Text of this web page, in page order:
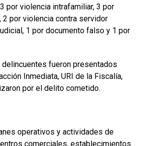
por violencia intrafamiliar, 3 por
por violencia contra servidor
1 por documento falso y 1 por
fueron presentados
Inmediata, URI de la Fiscalía,
por el delito cometido.
operativos y actividades de
comerciales, establecimientos